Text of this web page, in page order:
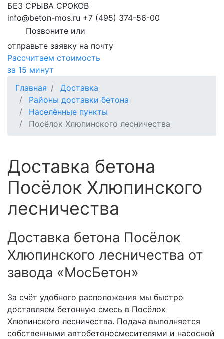
БЕЗ СРЫВА СРОКОВ
info@beton-mos.ru +7 (495) 374-56-00
Позвоните или
отправьте заявку на почту
Рассчитаем стоимость
за 15 минут
Главная
Доставка
Районы доставки бетона
Населённые пункты
Посёлок Хлюпинского лесничества
Доставка бетона
Посёлок Хлюпинского
лесничества
Доставка бетона Посёлок
Хлюпинского лесничества от
завода «МосБетон»
За счёт удобного расположения мы быстро
доставляем бетонную смесь в Посёлок
Хлюпинского лесничества. Подача выполняется
собственными автобетоносмесителями и насосной